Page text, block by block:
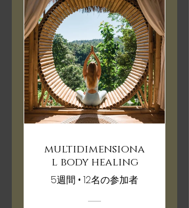
multidimensiona
l body healing
5週間 • 12名の参加者